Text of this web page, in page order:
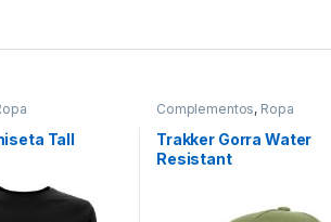
Tall
Complementos, Ropa
Trakker Gorra Water
Resistant